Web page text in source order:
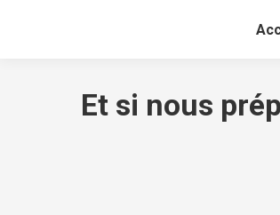
Et si nous